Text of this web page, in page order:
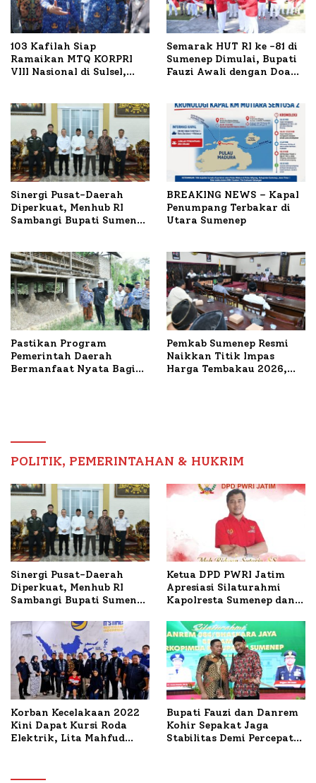
103 Kafilah Siap
Ramaikan MTQ KORPRI
VIII Nasional di Sulsel,
Semarak HUT RI ke -81 di
Sumenep Dimulai, Bupati
Fauzi Awali dengan Doa
Sinergi Pusat-Daerah
Diperkuat, Menhub RI
Sambangi Bupati Sumenep
BREAKING NEWS – Kapal
Penumpang Terbakar di
Utara Sumenep
Pastikan Program
Pemerintah Daerah
Bermanfaat Nyata Bagi
Pemkab Sumenep Resmi
Naikkan Titik Impas
Harga Tembakau 2026,
POLITIK, PEMERINTAHAN & HUKRIM
Sinergi Pusat-Daerah
Diperkuat, Menhub RI
Sambangi Bupati Sumenep
Mutiara Sentosa II
Ketua DPD PWRI Jatim
Apresiasi Silaturahmi
Kapolresta Sumenep dan
Ideal Polri-Pers
Korban Kecelakaan 2022
Kini Dapat Kursi Roda
Elektrik, Lita Mahfud
Nabil
Bupati Fauzi dan Danrem
Kohir Sepakat Jaga
Stabilitas Demi Percepat